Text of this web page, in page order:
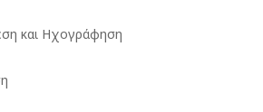
και Ηχογράφηση